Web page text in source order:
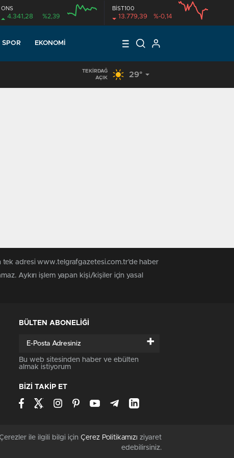
ONS
4.341,28 %2,39
BİST100
13.779,39 %-0,14
SPOR EKONOMI
KUR’AN KURSU ÖĞRENCİLERİNE DONDURMA İKRAMI
TEKIRDAĞ
AÇIK
29°
tek adresi www.telgrafgazetesi.com.tr’de haber
Aykırı işlem yapan kişi/kişiler için yasal
BÜLTEN ABONELİĞİ
+
Bu web sitesinden haber ve ebülten
almak istiyorum
BİZİ TAKİP ET
ile ilgili bilgi için Çerez Politikamızı ziyaret
edebilirsiniz.